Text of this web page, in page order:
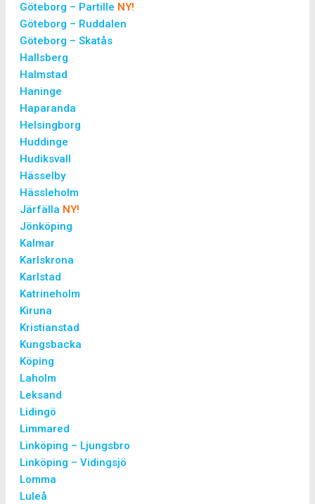
Göteborg – Partille NY!
Göteborg – Ruddalen
Göteborg – Skatås
Hallsberg
Halmstad
Haninge
Haparanda
Helsingborg
Huddinge
Hudiksvall
Hässelby
Hässleholm
Järfälla NY!
Jönköping
Kalmar
Karlskrona
Karlstad
Katrineholm
Kiruna
Kristianstad
Kungsbacka
Köping
Laholm
Leksand
Lidingö
Limmared
Linköping – Ljungsbro
Linköping – Vidingsjö
Lomma
Luleå